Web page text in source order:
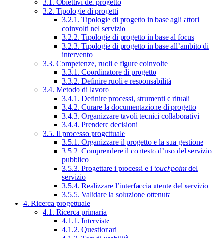
3.1. Obiettivi del progetto
3.2. Tipologie di progetti
3.2.1. Tipologie di progetto in base agli attori
coinvolti nel servizio
3.2.2. Tipologie di progetto in base al focus
3.2.3. Tipologie di progetto in base all’ambito di
intervento
3.3. Competenze, ruoli e figure coinvolte
3.3.1. Coordinatore di progetto
3.3.2. Definire ruoli e responsabilità
3.4. Metodo di lavoro
3.4.1. Definire processi, strumenti e rituali
3.4.2. Curare la documentazione di progetto
3.4.3. Organizzare tavoli tecnici collaborativi
3.4.4. Prendere decisioni
3.5. Il processo progettuale
3.5.1. Organizzare il progetto e la sua gestione
3.5.2. Comprendere il contesto d’uso del servizio
pubblico
3.5.3. Progettare i processi e i touchpointdel
servizio
3.5.4. Realizzare l’interfaccia utente del servizio
3.5.5. Validare la soluzione ottenuta
4. Ricerca progettuale
4.1. Ricerca primaria
4.1.1. Interviste
4.1.2. Questionari